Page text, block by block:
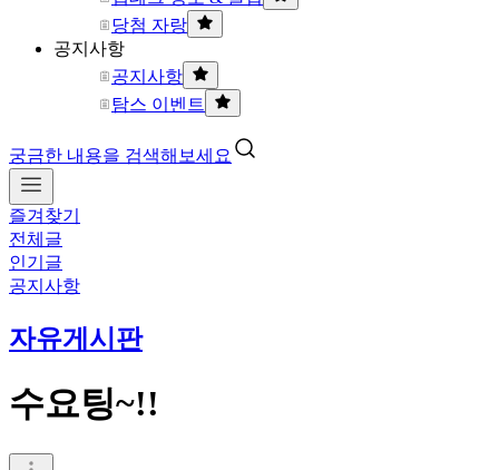
당첨 자랑
공지사항
공지사항
탐스 이벤트
궁금한 내용을 검색해보세요
즐겨찾기
전체글
인기글
공지사항
자유게시판
수요팅~!!